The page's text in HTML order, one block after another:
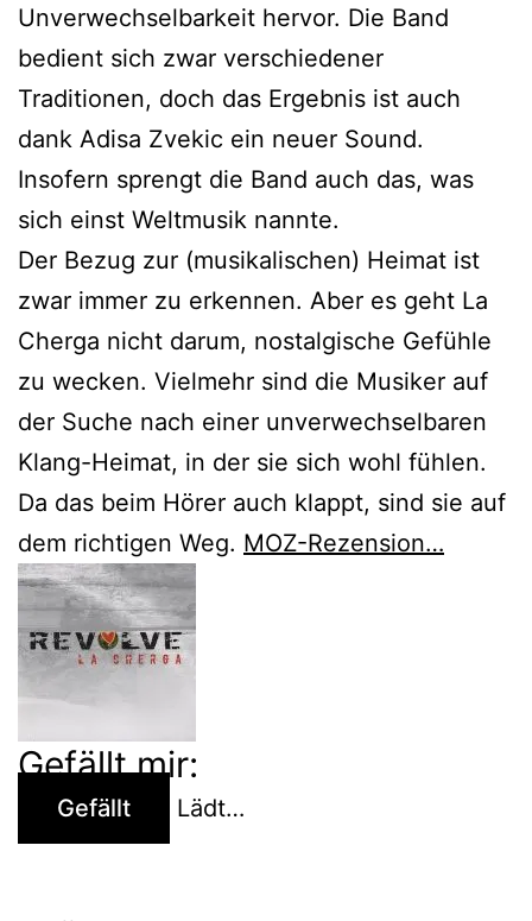
Unverwechselbarkeit hervor. Die Band
bedient sich zwar verschiedener
Traditionen, doch das Ergebnis ist auch
dank Adisa Zvekic ein neuer Sound.
Insofern sprengt die Band auch das, was
sich einst Weltmusik nannte.
Der Bezug zur (musikalischen) Heimat ist
zwar immer zu erkennen. Aber es geht La
Cherga nicht darum, nostalgische Gefühle
zu wecken. Vielmehr sind die Musiker auf
der Suche nach einer unverwechselbaren
Klang-Heimat, in der sie sich wohl fühlen.
Da das beim Hörer auch klappt, sind sie auf
dem richtigen Weg. MOZ-Rezension…
Gefällt mir:
Gefällt Lädt…